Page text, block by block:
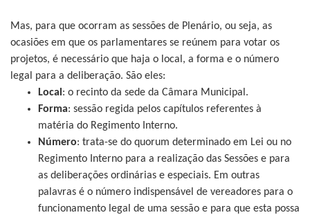
Mas, para que ocorram as sessões de Plenário, ou seja, as
ocasiões em que os parlamentares se reúnem para votar os
projetos, é necessário que haja o local, a forma e o número
legal para a deliberação. São eles:
Local : o recinto da sede da Câmara Municipal.
Forma: sessão regida pelos capítulos referentes à
matéria do Regimento Interno.
Número: trata-se do quorum determinado em Lei ou no
Regimento Interno para a realização das Sessões e para
as deliberações ordinárias e especiais. Em outras
palavras é o número indispensável de vereadores para o
funcionamento legal de uma sessão e para que esta possa